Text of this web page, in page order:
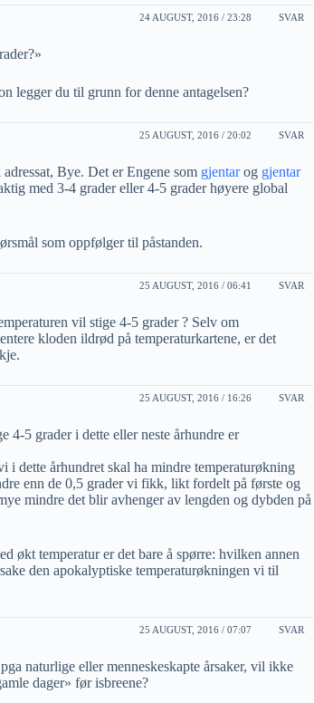
24 AUGUST, 2016 / 23:28 SVAR
legger du til grunn for denne antagelsen?
25 AUGUST, 2016 / 20:02 SVAR
Bye. Det er Engene som gjentarog gjentar
med 3-4 grader eller 4-5 grader høyere global
som oppfølger til påstanden.
25 AUGUST, 2016 / 06:41 SVAR
vil stige 4-5 grader ? Selv om
kloden ildrød på temperaturkartene, er det
25 AUGUST, 2016 / 16:26 SVAR
4-5 grader i dette eller neste århundre er
i dette århundret skal ha mindre temperaturøkning
enn de 0,5 grader vi fikk, likt fordelt på første og
mindre det blir avhenger av lengden og dybden på
økt temperatur er det bare å spørre: hvilken annen
den apokalyptiske temperaturøkningen vi til
25 AUGUST, 2016 / 07:07 SVAR
naturlige eller menneskeskapte årsaker, vil ikke
dager» før isbreene?